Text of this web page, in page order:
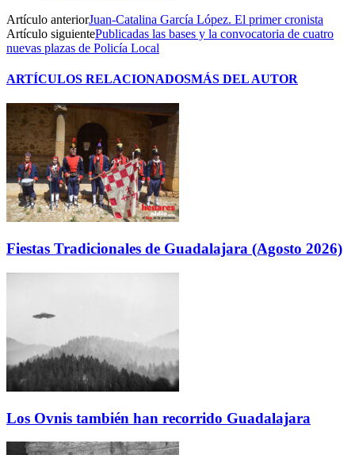
Artículo anteriorJuan-Catalina García López. El primer cronista
Artículo siguientePublicadas las bases y la convocatoria de cuatro
nuevas plazas de Policía Local
ARTÍCULOS RELACIONADOSMÁS DEL AUTOR
Fiestas Tradicionales de Guadalajara (Agosto 2026)
Los Ovnis también han recorrido Guadalajara